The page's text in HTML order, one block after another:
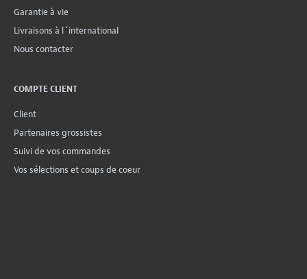
Garantie à vie
Livraisons à l´international
Nous contacter
COMPTE CLIENT
Client
Partenaires grossistes
Suivi de vos commandes
Vos sélections et coups de coeur